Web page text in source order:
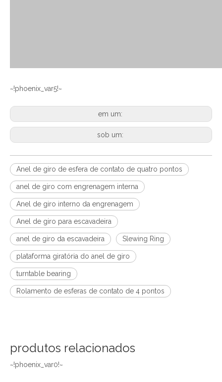
~!phoenix_var5!~
em um:
sob um:
Anel de giro de esfera de contato de quatro pontos
anel de giro com engrenagem interna
Anel de giro interno da engrenagem
Anel de giro para escavadeira
anel de giro da escavadeira Slewing Ring
plataforma giratória do anel de giro
turntable bearing
Rolamento de esferas de contato de 4 pontos
produtos relacionados
~!phoenix_var0!~